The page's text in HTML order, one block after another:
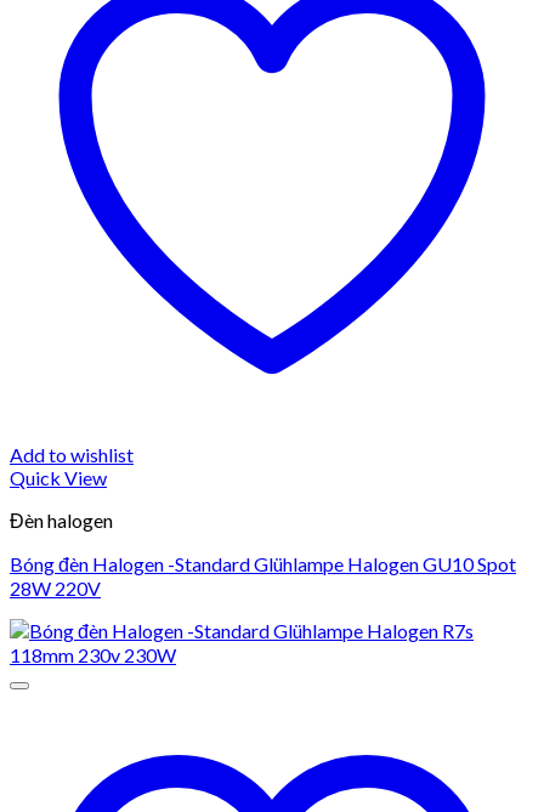
Add to wishlist
Quick View
Đèn halogen
Bóng đèn Halogen -Standard Glühlampe Halogen GU10 Spot
28W 220V